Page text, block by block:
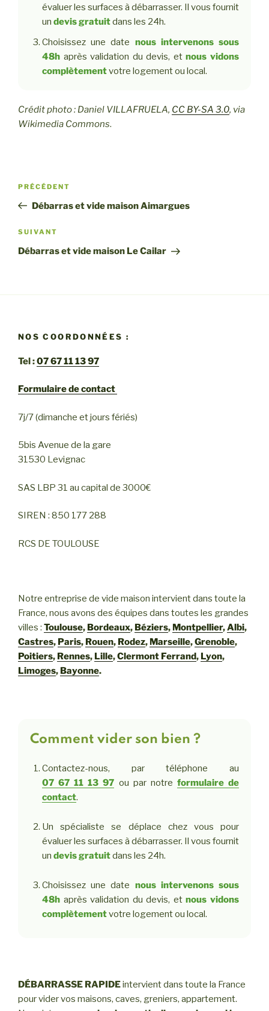
évaluer les surfaces à débarrasser. Il vous fournit
un devis gratuitdans les 24h.
Choisissez une date nous intervenons sous
48h après validation du devis, etnous vidons
complètementvotre logement ou local.
Crédit photo : Daniel VILLAFRUELA, CC BY-SA 3.0, via
Wikimedia Commons.
Navigation
l’article
Article
précédent
PRÉCÉDENT
Débarras et vide maison Aimargues
Article
suivant
SUIVANT
Débarras et vide maison Le Cailar
NOS COORDONNÉES :
Tel :07 67 11 13 97
Formulaire de contact
7j/7 (dimanche et jours fériés)
5bis Avenue de la gare
31530 Levignac
SAS LBP 31 au capital de 3000€
SIREN : 850 177 288
RCS DE TOULOUSE
Notre entreprise de vide maison intervient dans toute la
France, nous avons des équipes dans toutes les grandes
villes : Toulouse, Bordeaux, Béziers, Montpellier,Albi,
Castres, Paris, Rouen, Rodez, Marseille,Grenoble,
Poitiers, Rennes, Lille,Clermont Ferrand, Lyon,
Limoges, Bayonne.
Comment vider son bien ?
Contactez-nous, par téléphone au
07 67 11 13 97 ou par notre formulaire de
contact.
Un spécialiste se déplace chez vous pour
évaluer les surfaces à débarrasser. Il vous fournit
un devis gratuitdans les 24h.
Choisissez une date nous intervenons sous
48h après validation du devis, etnous vidons
complètementvotre logement ou local.
DÉBARRASSE RAPIDEintervient dans toute la France
pour vider vos maisons, caves, greniers, appartement.